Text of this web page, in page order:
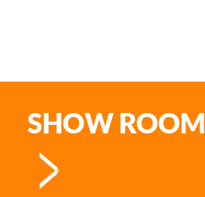
SHOW ROOM